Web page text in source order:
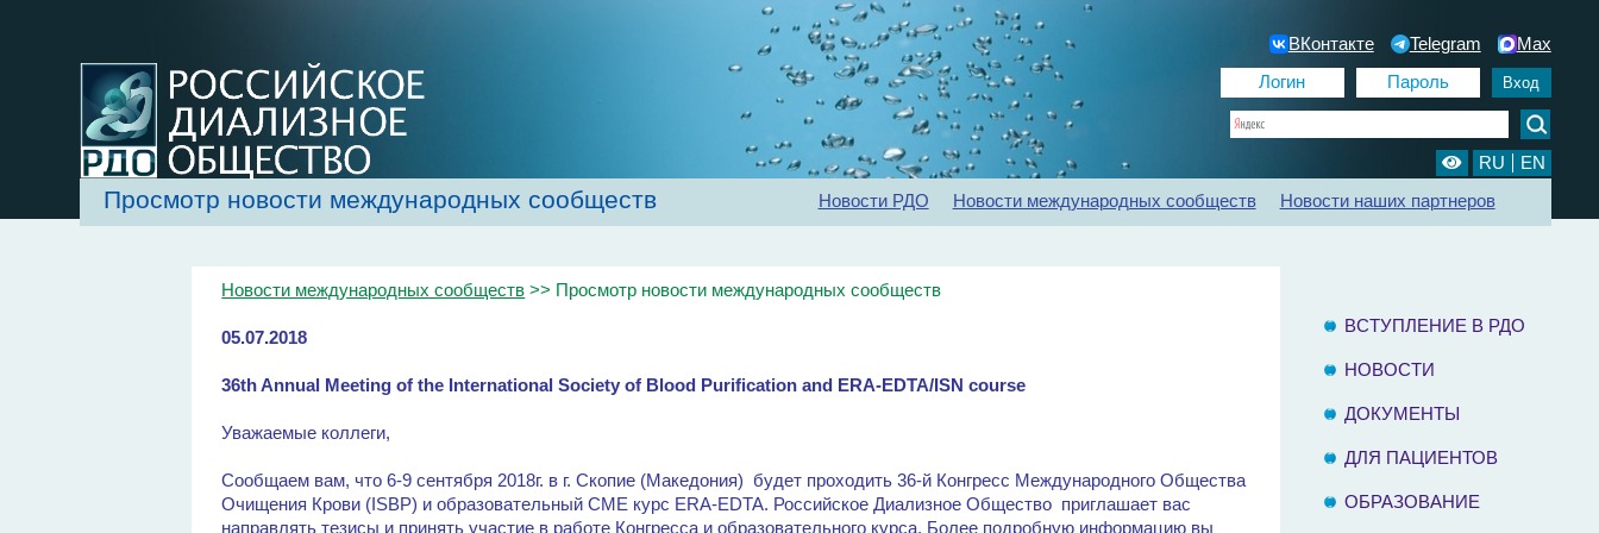
ВКонтакте Telegram Max
RU EN
Главная Рекомендации Конференции Регистр ХБП Отделения диализа Контакты
Просмотр новости международных сообществ Новости РДО Новости международных сообществ Новости наших партнеров
Новости международных сообществ >> Просмотр новости международных сообществ
05.07.2018
36th Annual Meeting of the International Society of Blood Purification and ERA-EDTA/ISN course
Уважаемые коллеги,
Сообщаем вам, что 6-9 сентября 2018г. в г. Скопие (Македония) будет проходить 36-й Конгресс Международного Общества
Очищения Крови (ISBP) и образовательный CME курс ERA-EDTA. Российское Диализное Общество приглашает вас
направлять тезисы и принять участие в работе Конгресса и образовательного курса. Более подробную информацию вы
ВСТУПЛЕНИЕ В РДО
НОВОСТИ
ДОКУМЕНТЫ
ДЛЯ ПАЦИЕНТОВ
ОБРАЗОВАНИЕ